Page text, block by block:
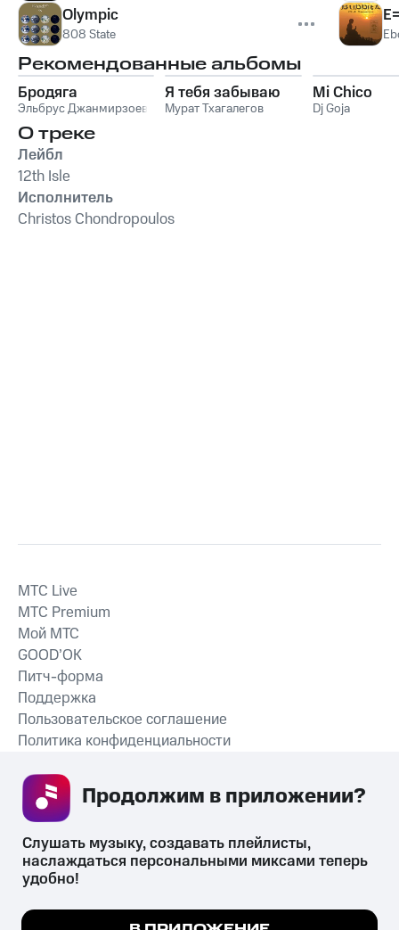
Olympic
808 State
Рекомендованные альбомы
Бродяга
Эльбрус Джанмирзоев
Я тебя забываю
Мурат Тхагалегов
Mi Chico
Dj Goja
О треке
Лейбл
12th Isle
Исполнитель
Christos Chondropoulos
СКАЧАТЬ ПРИЛОЖЕНИЕ
MTС Live
MTС Premium
Мой МТС
GOOD’OK
Питч-форма
Поддержка
Пользовательское соглашение
Политика конфиденциальности
психотропных веществ, их аналогов причиняет вред здоровью,
Мы используем куки, чтобы на сайте все
Слушать музыку, создавать плейлисты,
наслаждаться персональными миксами теперь
удобно!